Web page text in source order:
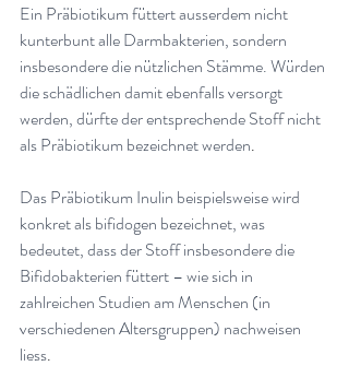
Ein Präbiotikum füttert ausserdem nicht
kunterbunt alle Darmbakterien, sondern
insbesondere die nützlichen Stämme. Würden
die schädlichen damit ebenfalls versorgt
werden, dürfte der entsprechende Stoff nicht
als Präbiotikum bezeichnet werden.
Das Präbiotikum Inulin beispielsweise wird
konkret als bifidogen bezeichnet, was
bedeutet, dass der Stoff insbesondere die
Bifidobakterien füttert – wie sich in
zahlreichen Studien am Menschen (in
verschiedenen Altersgruppen) nachweisen
liess.